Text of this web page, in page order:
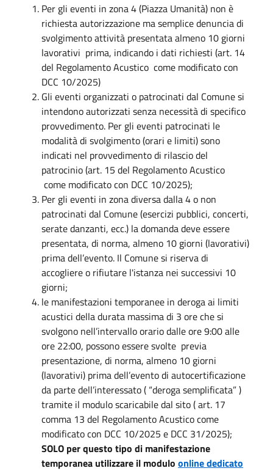
Per gli eventi in zona 4 (Piazza Umanità) non è
richiesta autorizzazione ma semplice denuncia di
svolgimento attività presentata almeno 10 giorni
lavorativi prima, indicando i dati richiesti (art. 14
del Regolamento Acustico come modificato con
DCC 10/2025)
Gli eventi organizzati o patrocinati dal Comune si
intendono autorizzati senza necessità di specifico
provvedimento. Per gli eventi patrocinati le
modalità di svolgimento (orari e limiti) sono
indicati nel provvedimento di rilascio del
patrocinio (art. 15 del Regolamento Acustico
come modificato con DCC 10/2025);
Per gli eventi in zona diversa dalla 4 o non
patrocinati dal Comune (esercizi pubblici, concerti,
serate danzanti, ecc.) la domanda deve essere
presentata, di norma, almeno 10 giorni (lavorativi)
prima dell’evento. Il Comune si riserva di
accogliere o rifiutare l'istanza nei successivi 10
giorni;
le manifestazioni temporanee in deroga ai limiti
acustici della durata massima di 3 ore che si
svolgono nell’intervallo orario dalle ore 9:00 alle
ore 22:00, possono essere svolte previa
presentazione, di norma, almeno 10 giorni
(lavorativi) prima dell’evento di autocertificazione
da parte dell’interessato ( “deroga semplificata” )
tramite il modulo scaricabile dal sito ( art. 17
comma 13 del Regolamento Acustico come
modificato con DCC 10/2025 e DCC 31/2025);
SOLO per questo tipo di manifestazione
temporanea utilizzare il modulo online dedicato